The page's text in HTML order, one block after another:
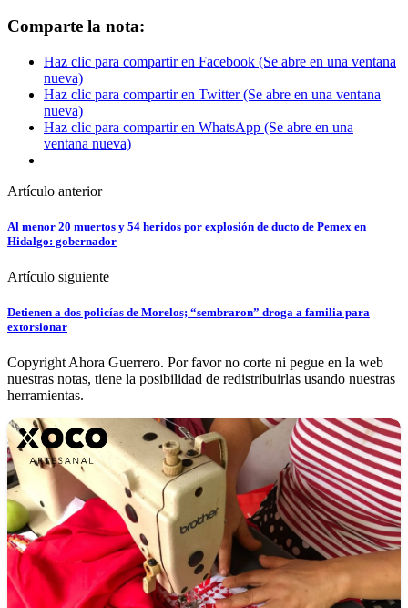
Comparte la nota:
Haz clic para compartir en Facebook (Se abre en una ventana
nueva)
Haz clic para compartir en Twitter (Se abre en una ventana
nueva)
Haz clic para compartir en WhatsApp (Se abre en una
ventana nueva)
Artículo anterior
Al menor 20 muertos y 54 heridos por explosión de ducto de Pemex en
Hidalgo: gobernador
Artículo siguiente
Detienen a dos policías de Morelos; “sembraron” droga a familia para
extorsionar
Copyright Ahora Guerrero. Por favor no corte ni pegue en la web
nuestras notas, tiene la posibilidad de redistribuirlas usando nuestras
herramientas.